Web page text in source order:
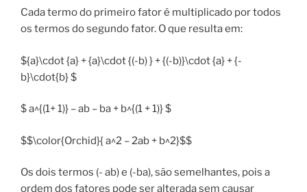
Cada termo do primeiro fator é multiplicado por todos
os termos do segundo fator. O que resulta em:
${a}\cdot {a} + {a}\cdot {(-b) } + {(-b)}\cdot {a} + {-
b}\cdot{b} $
$ a^{(1+ 1)} – ab – ba + b^{(1 + 1)} $
$$\color{Orchid}{ a^2 – 2ab + b^2}$$
Os dois termos (- ab) e (-ba), são semelhantes, pois a
ordem dos fatores pode ser alterada sem causar